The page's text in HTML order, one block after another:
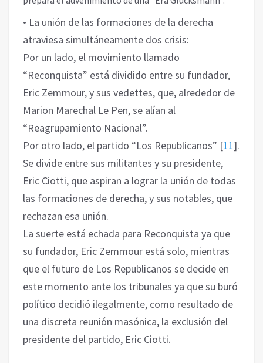
• La unión de las formaciones de la derecha
atraviesa simultáneamente dos crisis:
Por un lado, el movimiento llamado
“Reconquista” está dividido entre su fundador,
Eric Zemmour, y sus vedettes, que, alrededor de
Marion Marechal Le Pen, se alían al
“Reagrupamiento Nacional”.
Por otro lado, el partido “Los Republicanos” [11].
Se divide entre sus militantes y su presidente,
Eric Ciotti, que aspiran a lograr la unión de todas
las formaciones de derecha, y sus notables, que
rechazan esa unión.
La suerte está echada para Reconquista ya que
su fundador, Eric Zemmour está solo, mientras
que el futuro de Los Republicanos se decide en
este momento ante los tribunales ya que su buró
político decidió ilegalmente, como resultado de
una discreta reunión masónica, la exclusión del
presidente del partido, Eric Ciotti.